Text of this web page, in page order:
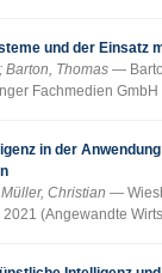
und der Einsatz
Barton, Thomas
Fachmedien
in der
Christian
(Angewandte